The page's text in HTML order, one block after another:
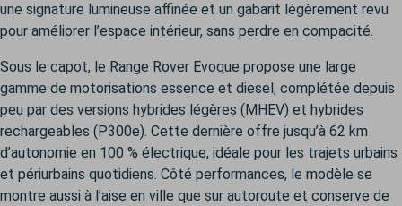
une signature lumineuse affinée et un gabarit légèrement revu
pour améliorer l’espace intérieur, sans perdre en compacité.
Sous le capot, le Range Rover Evoque propose une large
gamme de motorisations essence et diesel, complétée depuis
peu par des versions hybrides légères (MHEV) et hybrides
rechargeables (P300e). Cette dernière offre jusqu’à 62 km
d’autonomie en 100 % électrique, idéale pour les trajets urbains
et périurbains quotidiens. Côté performances, le modèle se
montre aussi à l’aise en ville que sur autoroute et conserve de